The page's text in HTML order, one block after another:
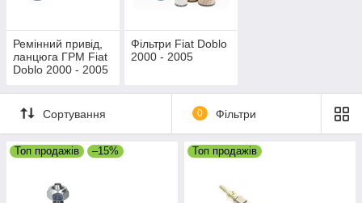
Ремінний привід,
ланцюга ГРМ Fiat
Doblo 2000 - 2005
Фільтри Fiat Doblo
2000 - 2005
Сортування 0 Фільтри
Топ продажів –15% Топ продажів